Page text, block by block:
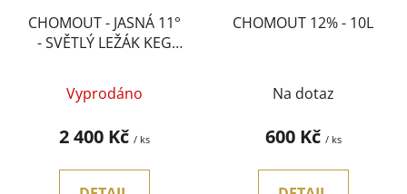
CHOMOUT - JASNÁ 11°
- SVĚTLÝ LEŽÁK KEG
Vyprodáno
2 400 Kč / ks
CHOMOUT 12% - 10L
Na dotaz
600 Kč / ks